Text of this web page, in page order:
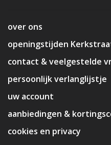
over ons
openingstijden
contact & veelgestelde
persoonlijk verlanglijstje
uw account
aanbiedingen &
cookies en privacy